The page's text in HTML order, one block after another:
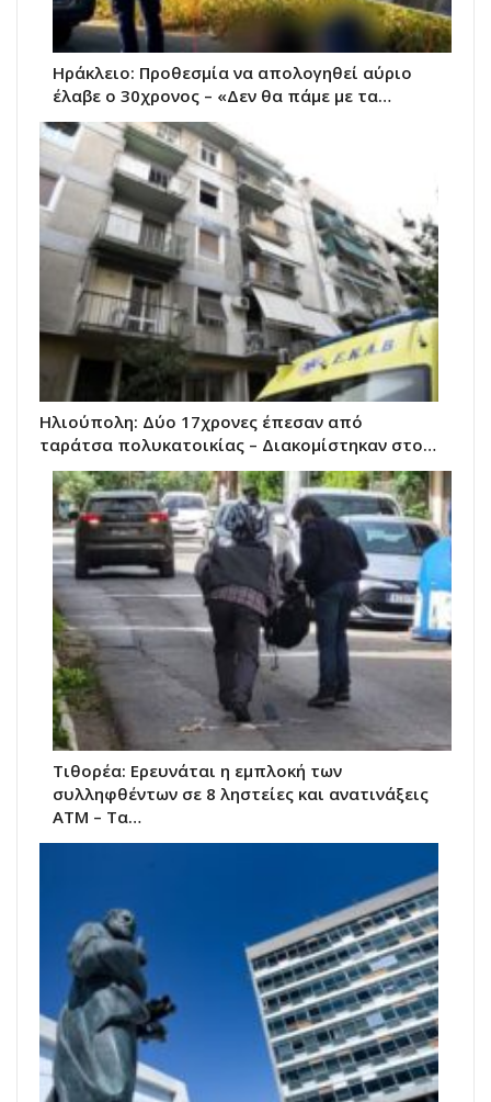
Ηράκλειο: Προθεσμία να απολογηθεί αύριο
έλαβε ο 30χρονος – «Δεν θα πάμε με τα…
Ηλιούπολη: Δύο 17χρονες έπεσαν από
ταράτσα πολυκατοικίας – Διακομίστηκαν στο…
Τιθορέα: Ερευνάται η εμπλοκή των
συλληφθέντων σε 8 ληστείες και ανατινάξεις
ΑΤΜ – Τα…